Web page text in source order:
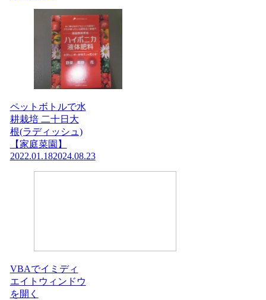
ペットボトルで水
耕栽培 二十日大
根(ラディッシュ)
【家庭菜園】
2022.01.182024.08.23
VBAでイミディ
エイトウィンドウ
を開く